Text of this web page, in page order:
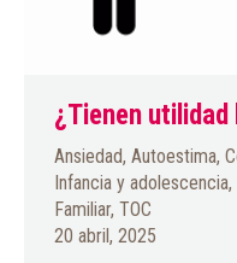
¿Tienen
Ansiedad, Autoestima,
Infancia y adolescencia,
Familiar, TOC
20 abril, 2025